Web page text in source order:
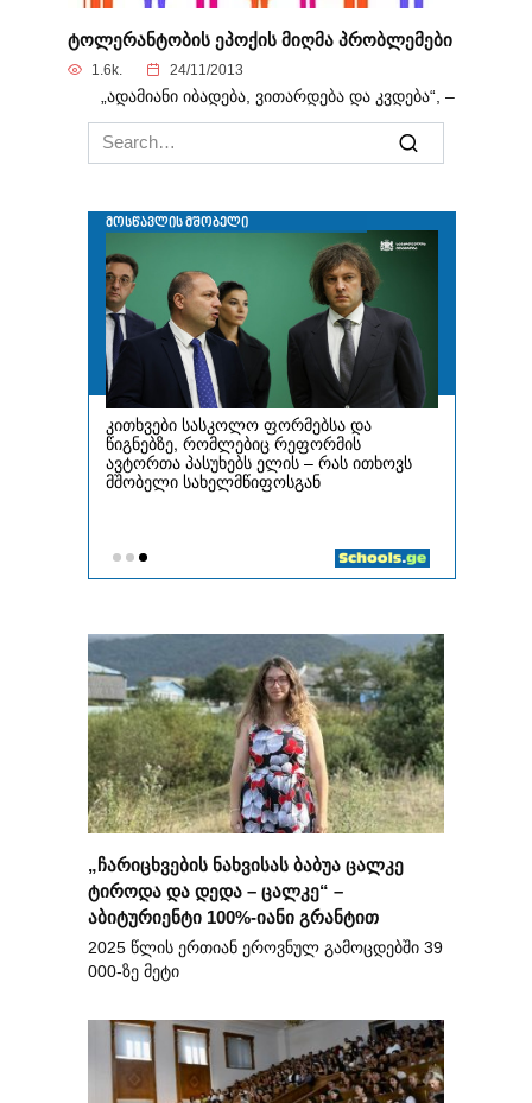
ტოლერანტობის ეპოქის მიღმა პრობლემები
1.6k. 24/11/2013
„ადამიანი იბადება, ვითარდება და კვდება“, –
Search
for:
„ჩარიცხვების ნახვისას ბაბუა ცალკე
ტიროდა და დედა – ცალკე“ –
აბიტურიენტი 100%-იანი გრანტით
2025 წლის ერთიან ეროვნულ გამოცდებში 39
000-ზე მეტი